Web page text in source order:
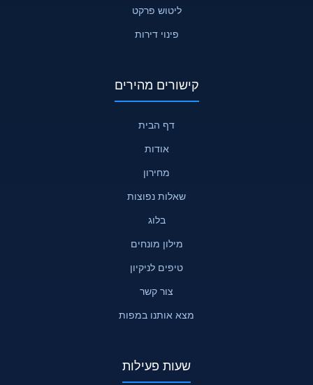
ליטוש פרקט
פינוי דירות
קישורים מהירים
דף הבית
אודות
מחירון
שאלות נפוצות
בלוג
מילון מונחים
טיפים לניקיון
צור קשר
מצא אותנו במפות
שעות פעילות